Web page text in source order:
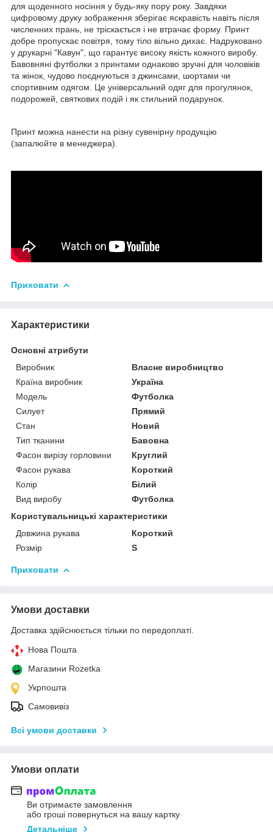
для щоденного носіння у будь-яку пору року. Завдяки
цифровому друку зображення зберігає яскравість навіть після
численних прань, не тріскається і не втрачає форму. Принт
добре пропускає повітря, тому тіло вільно дихає. Надруковано
у друкарні "Кавун", що гарантує високу якість кожного виробу.
Бавовняні футболки з принтами однаково зручні для чоловіків
та жінок, чудово поєднуються з джинсами, шортами чи
спортивним одягом. Це універсальний одяг для прогулянок,
подорожей, святкових подій і як стильний подарунок.
Принт можна нанести на різну сувенірну продукцію
(запалюйте в менеджера).
Приховати
Характеристики
Основні атрибути
Виробник
Власне виробництво
Країна виробник
Україна
Модель
Футболка
Силует
Прямий
Стан
Новий
Тип тканини
Бавовна
Фасон вирізу горловини
Круглий
Фасон рукава
Короткий
Колір
Білий
Вид виробу
Футболка
Користувальницькі характеристики
Довжина рукава
Короткий
Розмір
S
Приховати
Умови доставки
Доставка здійснюється тільки по передоплаті.
Нова Пошта
Магазини Rozetka
Укрпошта
Самовивіз
Всі умови доставки
Умови оплати
Ви отримаєте замовлення
або гроші повернуться на вашу картку
Детальніше